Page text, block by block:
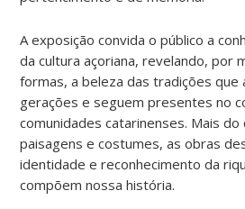
A exposição convida o público a
da cultura açoriana, revelando, por
formas, a beleza das tradições que
gerações e seguem presentes no
comunidades catarinenses. Mais
paisagens e costumes, as obras
identidade e reconhecimento da
compõem nossa história.